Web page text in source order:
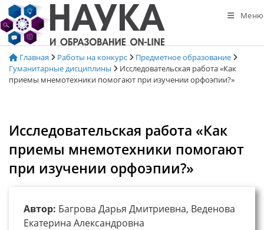
Перейти
к
содержимому
Меню
Главная Работы на конкурс
Предметное образование
Гуманитарные дисциплины
Исследовательская работа «Как
приемы мнемотехники помогают при изучении орфоэпии?»
Исследовательская работа «Как
приемы мнемотехники помогают
при изучении орфоэпии?»
Автор: Багрова Дарья Дмитриевна, Веденова
Екатерина Александровна